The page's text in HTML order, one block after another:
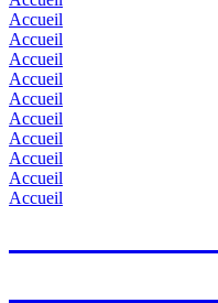
Accueil
Accueil
Accueil
Accueil
Accueil
Accueil
Accueil
Accueil
Accueil
Accueil